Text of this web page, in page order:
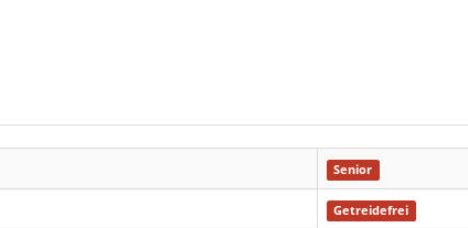
Senior
Getreidefrei